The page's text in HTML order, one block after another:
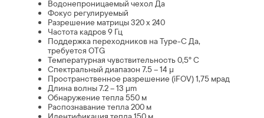
Водонепроницаемый чехол Да
Фокус регулируемый
Разрешение матрицы 320 х 240
Частота кадров 9 Гц
Поддержка переходников на Type-C Да,
требуется OTG
Температурная чувствительность 0,5° С
Спектральный диапазон 7.5 – 14 µ
Пространственное разрешение (iFOV) 1,75 мрад
Длина волны 7.2 – 13 µm
Обнаружение тепла 550 м
Распознавание тепла 200 м